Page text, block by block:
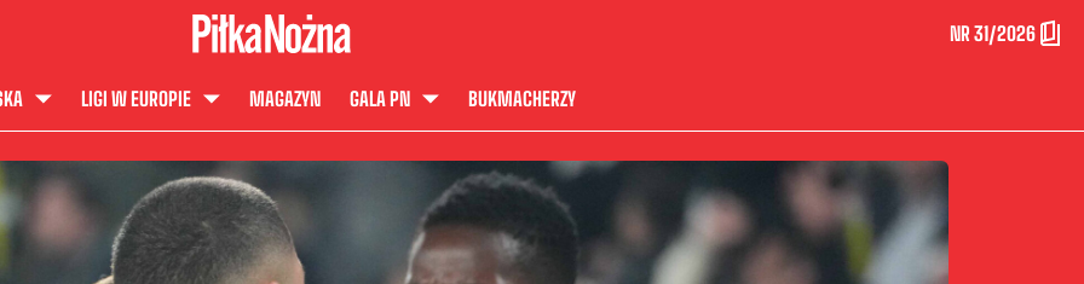
NR 31/2026
LIGI W EUROPIE MAGAZYN GALA PN BUKMACHERZY